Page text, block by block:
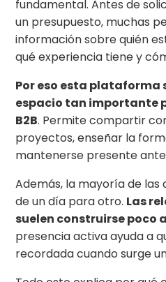
fundamental. Antes de
un presupuesto, muchas
información sobre quién
qué experiencia tiene y
Por eso esta plataforma
espacio tan importante
B2B. Permite compartir
proyectos, enseñar la
mantenerse presente
Además, la mayoría de las
de un día para otro. Las
suelen construirse poco
presencia activa ayuda a
recordada cuando surge